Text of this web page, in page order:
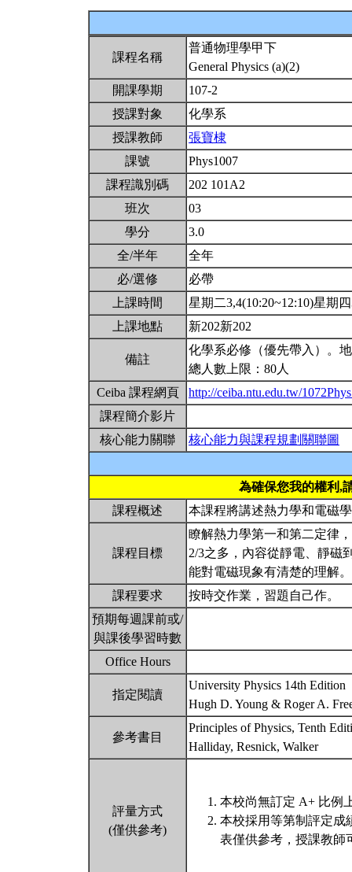
課程名稱
普通物理學甲下
General Physics (a)(2)
開課學期
107-2
授課對象
化學系
授課教師
張寶棣
課號
Phys1007
課程識別碼
202 101A2
班次
03
學分
3.0
全/半年
全年
必/選修
必帶
上課時間
星期二3,4(10:20~12:10)星期
上課地點
新202新202
備註
化學系必修（優先帶入）。
總人數上限：80人
Ceiba 課程網頁
http://ceiba.ntu.edu.tw/
課程簡介影片
核心能力關聯
核心能力與課程規劃關聯圖
為確保您我的權利,
課程概述
本課程將講述熱力學和電磁
課程目標
瞭解熱力學第一和第二定律
2/3之多，內容從靜電、靜磁
能對電磁現象有清楚的理解
課程要求
按時交作業，習題自己作。
預期每週課前或/
與課後學習時數
Office Hours
指定閱讀
University Physics 14th Edition
Hugh D. Young & Roger A.
參考書目
Principles of Physics, Tenth
Halliday, Resnick, Walker
評量方式
(僅供參考)
本校尚無訂定 A+ 比例
本校採用等第制評定成
表僅供參考，授課教師